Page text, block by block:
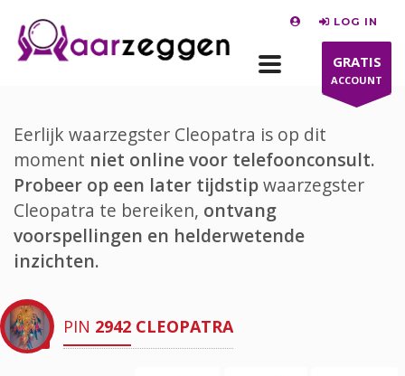
LOG IN
GRATIS
ACCOUNT
Eerlijk waarzegster Cleopatra is op dit
moment niet online voor telefoonconsult.
Probeer op een later tijdstipwaarzegster
Cleopatra te bereiken, ontvang
voorspellingen en helderwetende
inzichten.
PIN 2942 CLEOPATRA